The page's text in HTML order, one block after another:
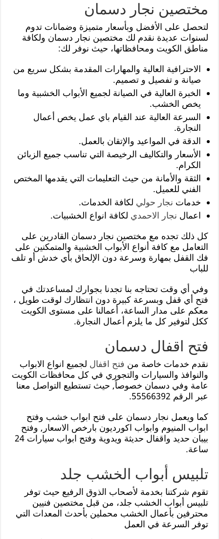
مختصين نجار دسمان
لتحصل على الأفضل وبأسعار متميزة وضمانات تدوم
لسنوات عديدة نقدم لك مختصين نجار دسمان ولكافة
مناطق الكويت ومحافظاتها، حيث نوفر لك:
الاحترافية العالية والمهارات المقدمة بشكل سريع من
صيانة و تفصيل و تصميم.
الخبرة العالية في الصيانة لجميع الأبواب الخشبية وما
يخص الخشب.
السرعة العالية عند القيام باي عمل يخص أعمال
النجارة.
الدقة في المواعيد والإتقان بالعمل.
الأسعار والتكاليف الرخيصة التي تناسب جميع الزبائن
الكرام.
الثقة والأمانة من حيث التعليمات التي يقدمها المختص
الفني للعميل.
خدمات نجار حولي لكافة الخدمات.
اعمال نجار الاحمدي لكافة انواع الخشبيات.
كل ذلك تجده مع مختصين نجار دسمان القادرين على
التعامل مع كافة أنواع الأبواب الخشبية والمتمكنين على
فك القفل بمهارة وسرعة دون الإلحاق بأي خدش أو تلف
للباب
وفي أي وقت تحتاجه بنا تجدنا بجوارك لمساعدتك في
فتح أي قفل وبسرعة كبيرة دون انتظارك لوقت طويل ،
معكم على مدار الساعة، أعمالنا على مستوى الكويت
ككل لتوفير كل ما يلزم أعمال النجارة.
فتح اقفال دسمان
نقدم خدمات خاصة من فتح اقفال لجميع انواع الابواب
والنوافذ والسيارات والتجوري في كل محافظات الكويت
عامة وفي دسمان خصوصاً, حيث تستطيع التواصل معنا
عبر الرقم 55566392.
كما ويعمل نجار دسمان على فتح ابواب خشب وفتح
ابواب المنيوم وابواب اكورديون بارخص الاسعار, وفتح
بيبان حديد واقفال حديثة ويدوية وفتح ابواب سيارات 24
ساعة.
تلبيس أبواب الخشب جلد
تقوم شركتنا بخدمة لأصحاب الذوق الرفيع حيث توفر
تلبيس أبواب الخشب جلد، من قبل مختصين فنيين
محترفين بأعمال الخشب محملين بأحدث المعدات التي
توفر السرعة في العمل